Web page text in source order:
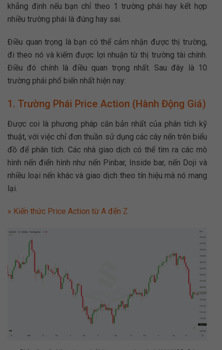
khẳng định nếu bạn chỉ theo 1 trường phái hay kết hợp
nhiều trường phái là đúng hay sai.
Điều quan trọng là bạn có thể cảm nhận được thị trường,
đi theo nó và kiếm được lợi nhuận từ thị trường tài chính.
Điều đó chính là điều quan trọng nhất. Sau đây là 10
trường phái phổ biến nhất hiện nay:
1. Trường Phái Price Action (Hành Động Giá)
Được coi là phương pháp căn bản nhất của phân tích kỹ
thuật, với việc chỉ đơn thuần sử dụng các cây nến trên biểu
đồ để phân tích. Các nhà giao dịch có thể tìm ra các mô
hình nến điển hình như nến Pinbar, Inside bar, nến Doji và
nhiều loại nến khác và giao dịch theo tín hiệu mà nó mang
lại.
» Kiến thức Price Action từ A đến Z